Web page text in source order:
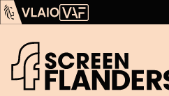
Ga verder naar de inhoud
Vlaams Audiovisueel